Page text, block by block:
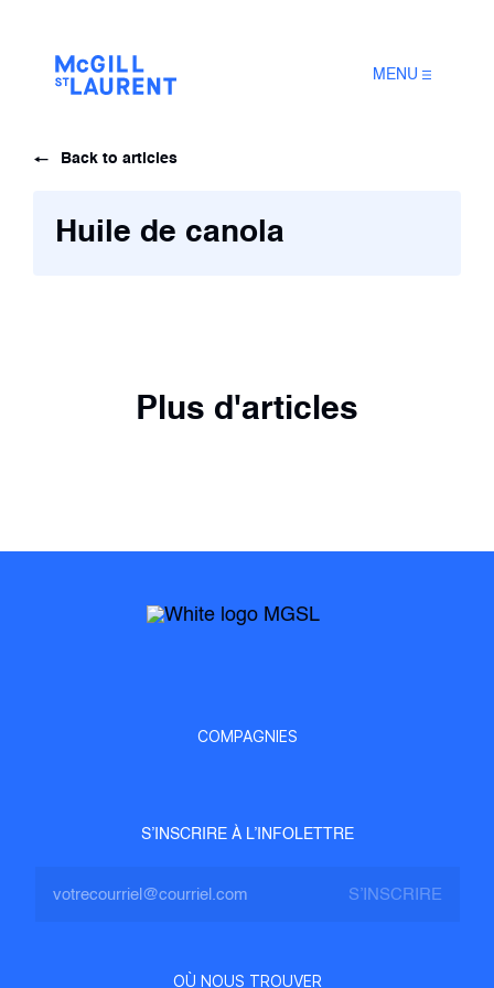
MENU
Back to articles
Huile de canola
Plus d'articles
COMPAGNIES
S’INSCRIRE À L’INFOLETTRE
OÙ NOUS TROUVER